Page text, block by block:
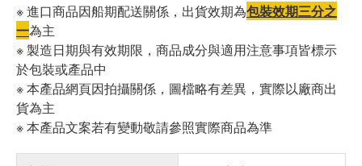
※ 進口商品因船期配送關係，出貨效期為包裝效期三分之
一為主
※ 製造日期與有效期限，商品成分與適用注意事項皆標示
於包裝或產品中
※ 本產品網頁因拍攝關係，圖檔略有差異，實際以廠商出
貨為主
※ 本產品文案若有變動敬請參照實際商品為準